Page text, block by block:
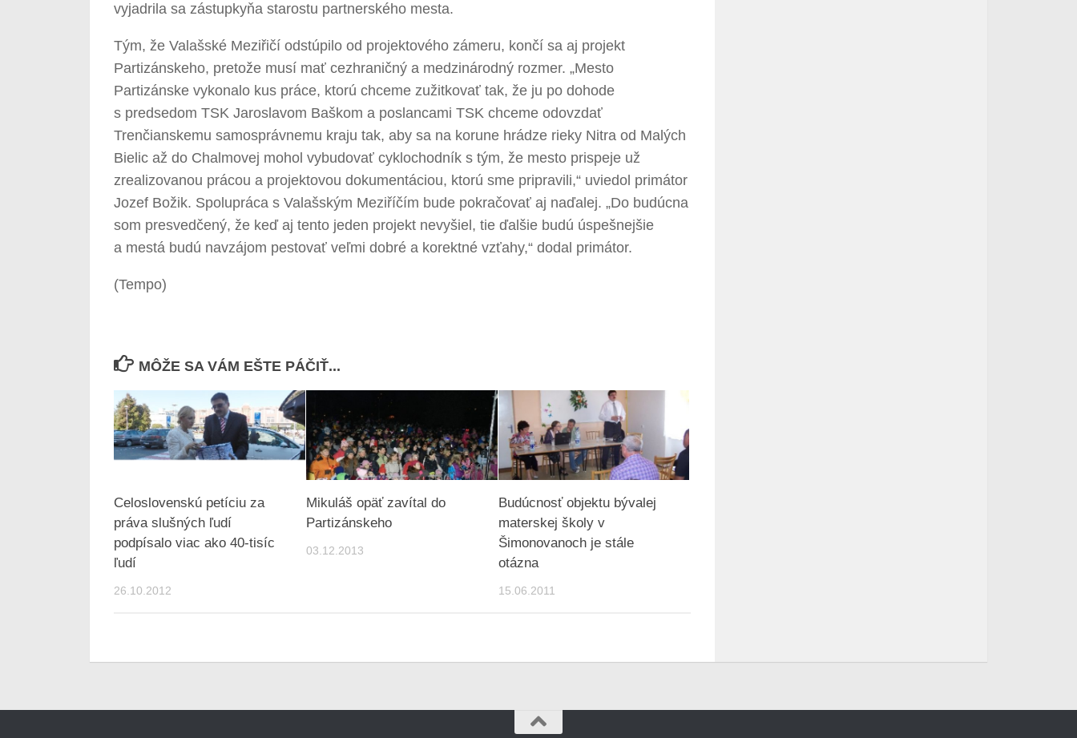
vyjadrila sa zástupkyňa starostu partnerského mesta.
Tým, že Valašské Meziřičí odstúpilo od projektového zámeru, končí sa aj projekt
Partizánskeho, pretože musí mať cezhraničný a medzinárodný rozmer. „Mesto
Partizánske vykonalo kus práce, ktorú chceme zužitkovať tak, že ju po dohode
s predsedom TSK Jaroslavom Baškom a poslancami TSK chceme odovzdať
Trenčianskemu samosprávnemu kraju tak, aby sa na korune hrádze rieky Nitra od Malých
Bielic až do Chalmovej mohol vybudovať cyklochodník s tým, že mesto prispeje už
zrealizovanou prácou a projektovou dokumentáciou, ktorú sme pripravili,“ uviedol primátor
Jozef Božik. Spolupráca s Valašským Meziříčím bude pokračovať aj naďalej. „Do budúcna
som presvedčený, že keď aj tento jeden projekt nevyšiel, tie ďalšie budú úspešnejšie
a mestá budú navzájom pestovať veľmi dobré a korektné vzťahy,“ dodal primátor.
(Tempo)
MÔŽE SA VÁM EŠTE PÁČIŤ...
Celoslovenskú petíciu za
práva slušných ľudí
podpísalo viac ako 40-tisíc
ľudí
26.10.2012
Mikuláš opäť zavítal do
Partizánskeho
03.12.2013
Budúcnosť objektu bývalej
materskej školy v
Šimonovanoch je stále
otázna
15.06.2011